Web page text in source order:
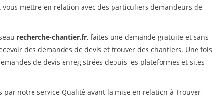
mettre en relation avec des particuliers demandeurs de
recherche-chantier.fr, faites une demande gratuite et sans
des demandes de devis et trouver des chantiers. Une fois
de devis enregistrées depuis les plateformes et sites
par notre service Qualité avant la mise en relation à Trouver-